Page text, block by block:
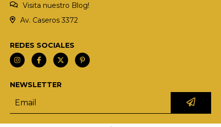
Visita nuestro Blog!
Av. Caseros 3372
REDES SOCIALES
NEWSLETTER